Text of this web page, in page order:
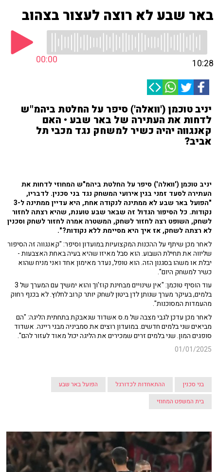
באר שבע לא רוצה לעצור בצהוב
00:00 10:28
יניב טוכמן ('וואלה') סיפר על החלטת ביהמ"ש
לדחות את העתירה של באר שבע • האם
קאנגווה יהיה כשיר למשחק נגד מכבי תל
אביב?
יניב טוכמן ('וואלה') סיפר על החלטת ביהמ"ש המחוזי לדחות את
העתירה לסעד זמני בגין אירועי המשחק נגד בני סכנין. לדבריו,
"הפועל באר שבע לא ממתינה לנקודה אחת, היא עדיין ממתינה ל-3
נקודות. כל הסיפור הגדול זה שבאר שבע טוענת, שהיא רצתה לחזור
לשחק, השופט רצה לחזור לשחק, המשטרה אמרה לחזור לשחק וסכנין
לא רצתה לשחק, אז איך היא מסיימת ללא נקודות?".
לאחר מכן שיתף על ההכנות המקצועיות במועדון וסיפר: "קאנגווה זה הסיפור
שליווה את תחילת השבוע. הוא סבל מאיזו שהיא בעיה באחת האצבעות -
יבלת או משהו בסגנון הזה. הוא טופל, נעדר מאימון אחד ואני מניח שהוא
כשיר למשחק היום".
עוד הוסיף טוכמן: "אין שינויים מבחינת קוז'וך והוא ימשיך עם המערך של 3
בלמים, בעיקר מערך שנותן לדן ביטון לשחק יותר קרוב לחלוץ. לא בכנף רחוק
מהעמדות המסוכנות".
לאחר מכן עדכן לגבי מצבה של מ.ס אשדוד שנאבקת בתחתית הליגה: "הם
מביאים שני בלמים חדשים. במועדון רוצים את סמביניה מבני ריינה. אשדוד
סופגים המון. שני בלמים זרים שמכירים את הליגה יכול מאוד לעזור להם".
01/01/2025
בני סכנין ההתאחדות לכדורגל
הפועל באר שבע
בית המשפט המחוזי